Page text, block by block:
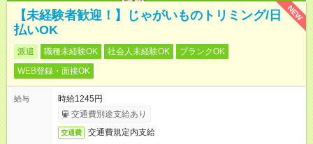
NEW
【未経験者歓迎！】じゃがいものトリミング/日
払いOK
派遣 職種未経験OK 社会人未経験OK
ブランクOK
WEB登録・面接OK
給与
時給1245円
交通費別途支給あり
交通費 交通費規定内支給